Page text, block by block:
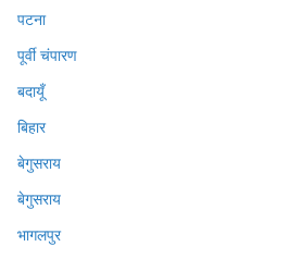
पटना
पूर्वी चंपारण
बदायूँ
बिहार
बेगुसराय
बेगुसराय
भागलपुर